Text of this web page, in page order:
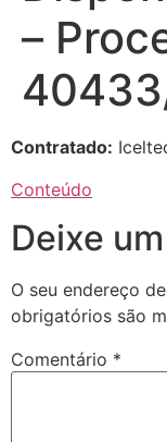
–
Contratado:
Conteúdo
Deixe
O seu endereço
obrigatórios são
Comentário *